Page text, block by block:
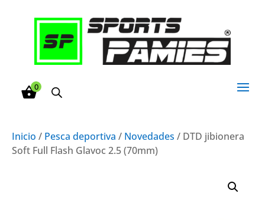
0
Inicio / Pesca deportiva / Novedades / DTD jibionera
Soft Full Flash Glavoc 2.5 (70mm)